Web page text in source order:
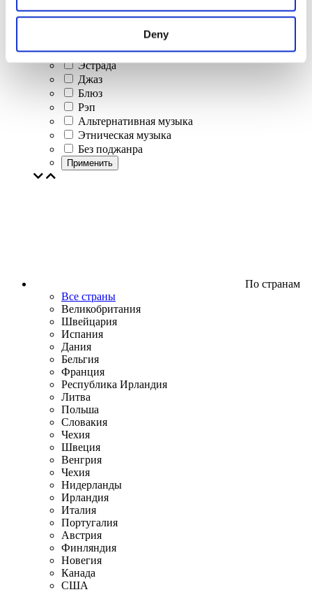
Deny
Фольклор
Наше спецпредложение
Музыка
Эстрада
Джаз
Блюз
Рэп
Альтернативная музыка
Этническая музыка
Без поджанра
Применить
По странам
Все страны
Великобритания
Швейцария
Испания
Дания
Бельгия
Франция
Республика Ирландия
Литва
Польша
Словакия
Чехия
Швеция
Венгрия
Чехия
Нидерланды
Ирландия
Италия
Португалия
Австрия
Финляндия
Новегия
Канада
США